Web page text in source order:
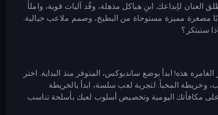
لإبداعك. ابنِ هياكل مذهلة، وقُد آليات قوية، واملأ
مصغرة مميزة مستوحاة من البطيخ، وصمم ملاعب خيالية.
ستبتكر؟
هذه! ابدأ بوضع ساندبوكس، المتوفر منذ البداية. اختر
وخريطة المخبأ. لتجربة لعب سلسة، ابدأ بالخريطة
على مكافأتك اليومية وتخصيص أسلوب لعبك بأسلحة تناسب